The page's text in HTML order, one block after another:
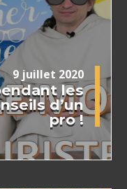
9 juillet 2020
les
d’un
pro !